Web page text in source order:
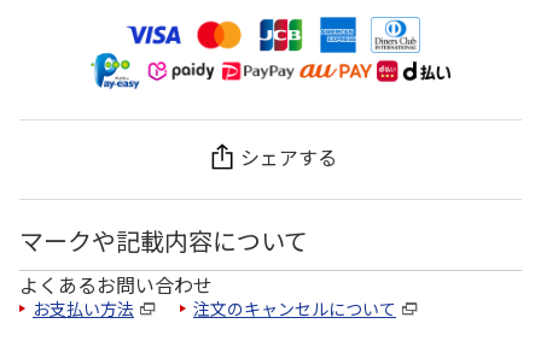
シェアする
マークや記載内容について
よくあるお問い合わせ
お支払い方法 注文のキャンセルについて